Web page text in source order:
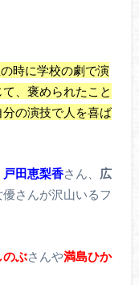
時に学校の劇で演
、褒められたこと
の演技で人を喜ば
戸田恵梨香さん、 広
さんが沢山いるフ
のぶさんや満島ひか